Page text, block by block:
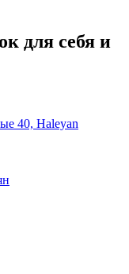
для себя и
40, Haleyan